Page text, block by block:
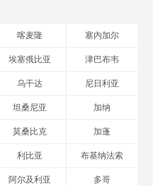
喀麦隆 塞内加尔
埃塞俄比亚 津巴布韦
乌干达 尼日利亚
坦桑尼亚 加纳
莫桑比克 加蓬
利比亚 布基纳法索
阿尔及利亚 多哥